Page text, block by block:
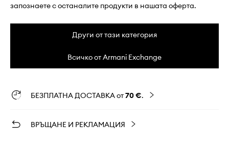
запознаете с останалите продукти в нашата оферта.
Други от тази категория
Всичко от Armani Exchange
БЕЗПЛАТНА ДОСТАВКА от70 €.
ВРЪЩАНЕ И РЕКЛАМАЦИЯ